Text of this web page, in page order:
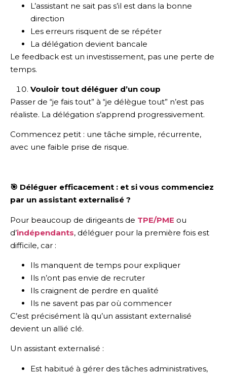
L’assistant ne sait pas s’il est dans la bonne
direction
Les erreurs risquent de se répéter
La délégation devient bancale
Le feedback est un investissement, pas une perte de
temps.
Vouloir tout déléguer d’un coup
Passer de “je fais tout” à “je délègue tout” n’est pas
réaliste. La délégation s’apprend progressivement.
Commencez petit : une tâche simple, récurrente,
avec une faible prise de risque.
🎯 Déléguer efficacement : et si vous commenciez
par un assistant externalisé ?
Pour beaucoup de dirigeants de TPE/PME ou
d’indépendants, déléguer pour la première fois est
difficile, car :
Ils manquent de temps pour expliquer
Ils n’ont pas envie de recruter
Ils craignent de perdre en qualité
Ils ne savent pas par où commencer
C’est précisément là qu’un assistant externalisé
devient un allié clé.
Un assistant externalisé :
Est habitué à gérer des tâches administratives,